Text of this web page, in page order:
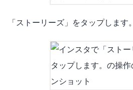
「ストーリーズ」をタップします。